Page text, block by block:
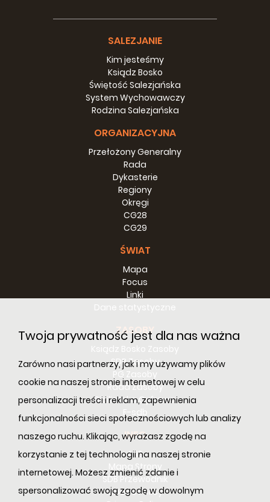
Twoja prywatność jest dla nas ważna
Zarówno nasi partnerzy, jak i my używamy plików
cookie na naszej stronie internetowej w celu
personalizacji treści i reklam, zapewnienia
funkcjonalności sieci społecznościowych lub analizy
naszego ruchu. Klikając, wyrażasz zgodę na
korzystanie z tej technologii na naszej stronie
internetowej. Możesz zmienić zdanie i
spersonalizować swoją zgodę w dowolnym
WŁOCHY, Venezia (INE) - Wizyta
Przełożonego Generalnego
16-18 marzec 2019
SALEZJANIE
Kim jesteśmy
Ksiądz Bosko
Świętość Salezjańska
System Wychowawczy
Rodzina Salezjańska
ORGANIZACYJNA
Przełożony Generalny
Rada
Dykasterie
Regiony
Okręgi
CG28
CG29
ŚWIAT
Mapa
Focus
Linki
ZASOBY
SDB Zasoby
Rada Zasoby
Bibilioteka Cyfrowa
E-sdb
INFO
ANS
Mapa Strony
SDB Przewodnik
Cookie Policy